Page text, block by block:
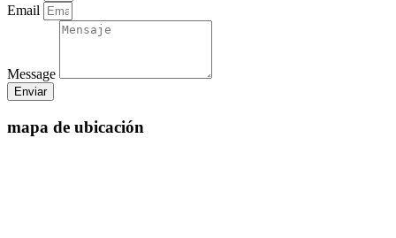
Email
Message
Enviar
mapa de ubicación